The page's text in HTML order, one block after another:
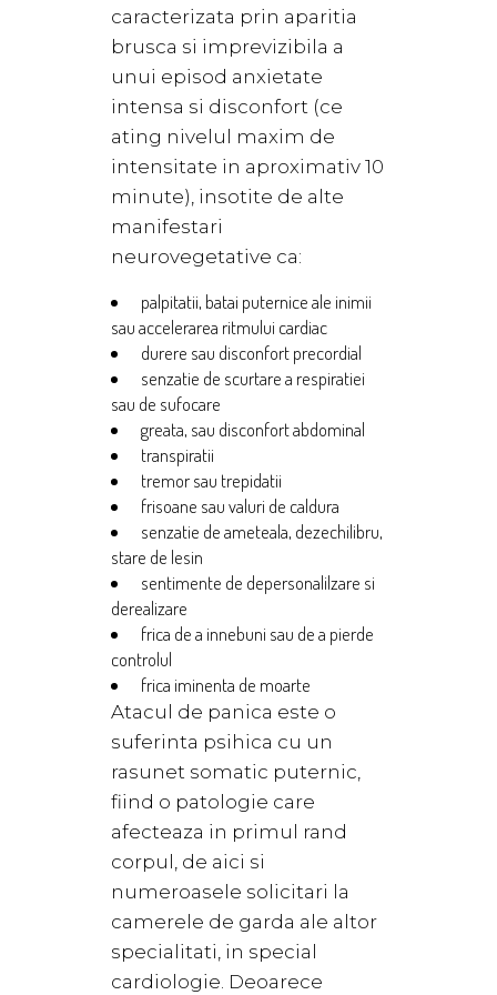
caracterizata prin aparitia
brusca si imprevizibila a
unui episod anxietate
intensa si disconfort (ce
ating nivelul maxim de
intensitate in aproximativ 10
minute), insotite de alte
manifestari
neurovegetative ca:
palpitatii, batai puternice ale inimii
sau accelerarea ritmului cardiac
durere sau disconfort precordial
senzatie de scurtare a respiratiei
sau de sufocare
greata, sau disconfort abdominal
transpiratii
tremor sau trepidatii
frisoane sau valuri de caldura
senzatie de ameteala, dezechilibru,
stare de lesin
sentimente de depersonalilzare si
derealizare
frica de a innebuni sau de a pierde
controlul
frica iminenta de moarte
Atacul de panica este o
suferinta psihica cu un
rasunet somatic puternic,
fiind o patologie care
afecteaza in primul rand
corpul, de aici si
numeroasele solicitari la
camerele de garda ale altor
specialitati, in special
cardiologie. Deoarece